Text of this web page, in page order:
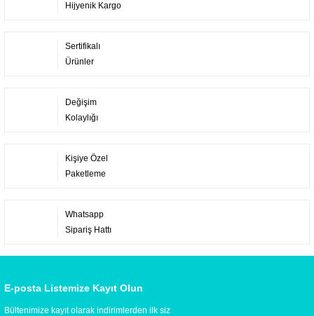
Hijyenik Kargo
Sertifikalı
Ürünler
Değişim
Kolaylığı
Kişiye Özel
Paketleme
Whatsapp
Sipariş Hattı
E-posta Listemize Kayıt Olun
Bültenimize kayıt olarak indirimlerden ilk siz